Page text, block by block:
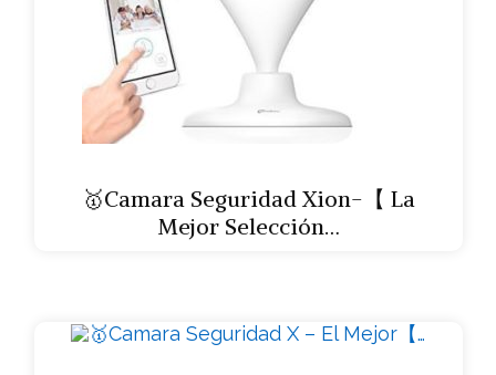
🥇Camara Seguridad Xion-【 La
Mejor Selección…